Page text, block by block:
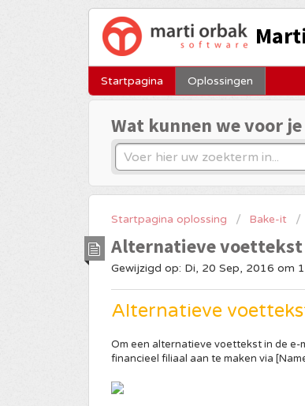
Startpagina Oplossingen
Wat kunnen we voor je
Startpagina oplossing Bake-it
Alternatieve
Gewijzigd op: Di, 20 Sep, 2016 om
Alternatieve
Om een alternatieve voettekst in de e-
financieel filiaal aan te maken via